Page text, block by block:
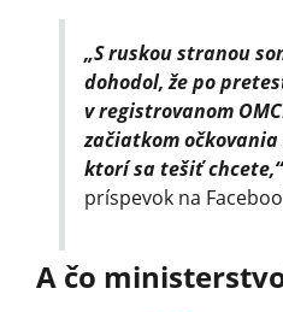
„S ruskou stranou
dohodol, že po
v registrovanom
začiatkom
ktorí sa tešiť chcete,“
príspevok na
A čo